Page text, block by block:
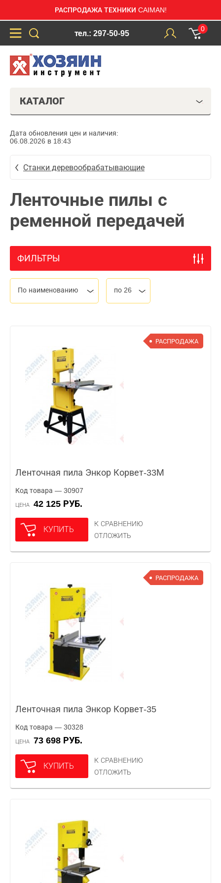
РАСПРОДАЖА ТЕХНИКИ CAIMAN!
тел.: 297-50-95
0
КАТАЛОГ
Дата обновления цен и наличия:
06.08.2026 в 18:43
Станки деревообрабатывающие
Ленточные пилы с
ременной передачей
ФИЛЬТРЫ
По наименованию по 26
РАСПРОДАЖА
Ленточная пила Энкор Корвет-33М
Код товара — 30907
ЦЕНА 42 125 РУБ.
КУПИТЬ
К СРАВНЕНИЮ
ОТЛОЖИТЬ
РАСПРОДАЖА
Ленточная пила Энкор Корвет-35
Код товара — 30328
ЦЕНА 73 698 РУБ.
КУПИТЬ
К СРАВНЕНИЮ
ОТЛОЖИТЬ